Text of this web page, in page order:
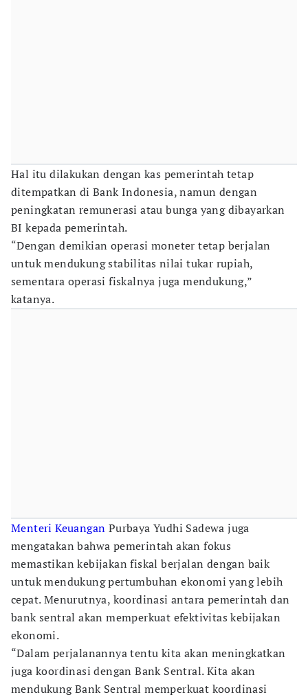
Hal itu dilakukan dengan kas pemerintah tetap
ditempatkan di Bank Indonesia, namun dengan
peningkatan remunerasi atau bunga yang dibayarkan
BI kepada pemerintah.
“Dengan demikian operasi moneter tetap berjalan
untuk mendukung stabilitas nilai tukar rupiah,
sementara operasi fiskalnya juga mendukung,”
katanya.
Menteri Keuangan Purbaya Yudhi Sadewa juga
mengatakan bahwa pemerintah akan fokus
memastikan kebijakan fiskal berjalan dengan baik
untuk mendukung pertumbuhan ekonomi yang lebih
cepat. Menurutnya, koordinasi antara pemerintah dan
bank sentral akan memperkuat efektivitas kebijakan
ekonomi.
“Dalam perjalanannya tentu kita akan meningkatkan
juga koordinasi dengan Bank Sentral. Kita akan
mendukung Bank Sentral memperkuat koordinasi